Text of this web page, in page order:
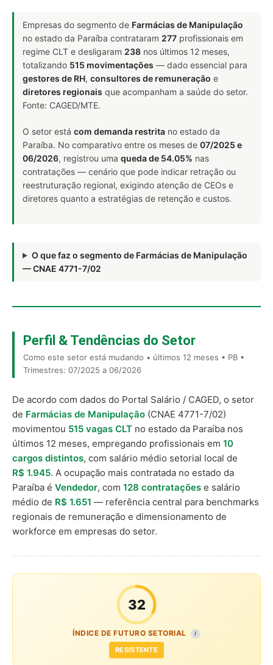
Empresas do segmento de Farmácias de Manipulação
no estado da Paraíba contrataram 277 profissionais em
regime CLT e desligaram 238 nos últimos 12 meses,
totalizando 515 movimentações — dado essencial para
gestores de RH, consultores de remuneração e
diretores regionais que acompanham a saúde do setor.
Fonte: CAGED/MTE.
O setor está com demanda restrita no estado da
Paraíba. No comparativo entre os meses de 07/2025 e
06/2026, registrou uma queda de 54.05% nas
contratações — cenário que pode indicar retração ou
reestruturação regional, exigindo atenção de CEOs e
diretores quanto a estratégias de retenção e custos.
O que faz o segmento de Farmácias de Manipulação
— CNAE 4771-7/02
Perfil & Tendências do Setor
Como este setor está mudando • últimos 12 meses • PB •
Trimestres: 07/2025 a 06/2026
De acordo com dados do Portal Salário / CAGED, o setor
de Farmácias de Manipulação (CNAE 4771-7/02)
movimentou 515 vagas CLT no estado da Paraíba nos
últimos 12 meses, empregando profissionais em 10
cargos distintos, com salário médio setorial local de
R$ 1.945. A ocupação mais contratada no estado da
Paraíba é Vendedor, com 128 contratações e salário
médio de R$ 1.651 — referência central para benchmarks
regionais de remuneração e dimensionamento de
workforce em empresas do setor.
32
ÍNDICE DE FUTURO SETORIAL I
RESISTENTE